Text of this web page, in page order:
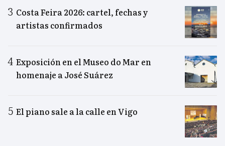
Costa Feira 2026: cartel, fechas y
artistas confirmados
Exposición en el Museo do Mar en
homenaje a José Suárez
El piano sale a la calle en Vigo